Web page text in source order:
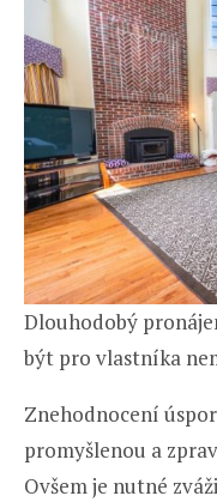
Dlouhodobý
být pro vlastníka
Znehodnocení
promyšlenou a
Ovšem je nutné